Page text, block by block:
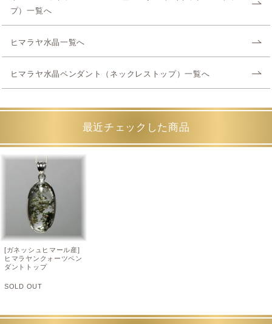
プ）一覧へ
ヒマラヤ水晶一覧へ
ヒマラヤ水晶ペンダント（ネックレストップ）一覧へ
最近チェックした商品
[ガネッシュヒマール産]
ヒマラヤンクォーツペン
ダントトップ
SOLD OUT